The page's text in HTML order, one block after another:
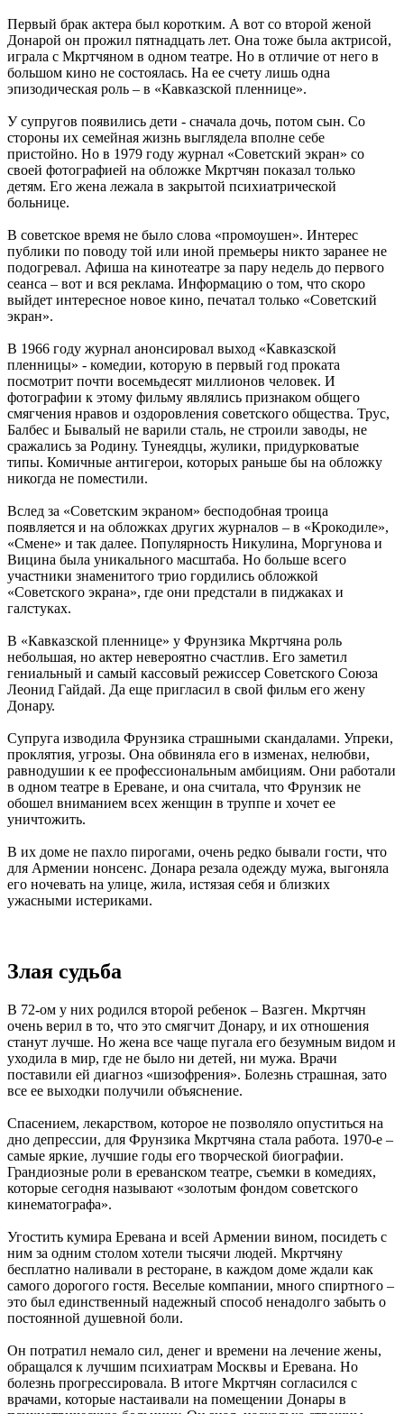
Первый брак актера был коротким. А вот со второй женой
Донарой он прожил пятнадцать лет. Она тоже была актрисой,
играла с Мкртчяном в одном театре. Но в отличие от него в
большом кино не состоялась. На ее счету лишь одна
эпизодическая роль – в «Кавказской пленнице».
У супругов появились дети - сначала дочь, потом сын. Со
стороны их семейная жизнь выглядела вполне себе
пристойно. Но в 1979 году журнал «Советский экран» со
своей фотографией на обложке Мкртчян показал только
детям. Его жена лежала в закрытой психиатрической
больнице.
В советское время не было слова «промоушен». Интерес
публики по поводу той или иной премьеры никто заранее не
подогревал. Афиша на кинотеатре за пару недель до первого
сеанса – вот и вся реклама. Информацию о том, что скоро
выйдет интересное новое кино, печатал только «Советский
экран».
В 1966 году журнал анонсировал выход «Кавказской
пленницы» - комедии, которую в первый год проката
посмотрит почти восемьдесят миллионов человек. И
фотографии к этому фильму являлись признаком общего
смягчения нравов и оздоровления советского общества. Трус,
Балбес и Бывалый не варили сталь, не строили заводы, не
сражались за Родину. Тунеядцы, жулики, придурковатые
типы. Комичные антигерои, которых раньше бы на обложку
никогда не поместили.
Вслед за «Советским экраном» бесподобная троица
появляется и на обложках других журналов – в «Крокодиле»,
«Смене» и так далее. Популярность Никулина, Моргунова и
Вицина была уникального масштаба. Но больше всего
участники знаменитого трио гордились обложкой
«Советского экрана», где они предстали в пиджаках и
галстуках.
В «Кавказской пленнице» у Фрунзика Мкртчяна роль
небольшая, но актер невероятно счастлив. Его заметил
гениальный и самый кассовый режиссер Советского Союза
Леонид Гайдай. Да еще пригласил в свой фильм его жену
Донару.
Супруга изводила Фрунзика страшными скандалами. Упреки,
проклятия, угрозы. Она обвиняла его в изменах, нелюбви,
равнодушии к ее профессиональным амбициям. Они работали
в одном театре в Ереване, и она считала, что Фрунзик не
обошел вниманием всех женщин в труппе и хочет ее
уничтожить.
В их доме не пахло пирогами, очень редко бывали гости, что
для Армении нонсенс. Донара резала одежду мужа, выгоняла
его ночевать на улице, жила, истязая себя и близких
ужасными истериками.
Злая судьба
В 72-ом у них родился второй ребенок – Вазген. Мкртчян
очень верил в то, что это смягчит Донару, и их отношения
станут лучше. Но жена все чаще пугала его безумным видом и
уходила в мир, где не было ни детей, ни мужа. Врачи
поставили ей диагноз «шизофрения». Болезнь страшная, зато
все ее выходки получили объяснение.
Спасением, лекарством, которое не позволяло опуститься на
дно депрессии, для Фрунзика Мкртчяна стала работа. 1970-е –
самые яркие, лучшие годы его творческой биографии.
Грандиозные роли в ереванском театре, съемки в комедиях,
которые сегодня называют «золотым фондом советского
кинематографа».
Угостить кумира Еревана и всей Армении вином, посидеть с
ним за одним столом хотели тысячи людей. Мкртчяну
бесплатно наливали в ресторане, в каждом доме ждали как
самого дорогого гостя. Веселые компании, много спиртного –
это был единственный надежный способ ненадолго забыть о
постоянной душевной боли.
Он потратил немало сил, денег и времени на лечение жены,
обращался к лучшим психиатрам Москвы и Еревана. Но
болезнь прогрессировала. В итоге Мкртчян согласился с
врачами, которые настаивали на помещении Донары в